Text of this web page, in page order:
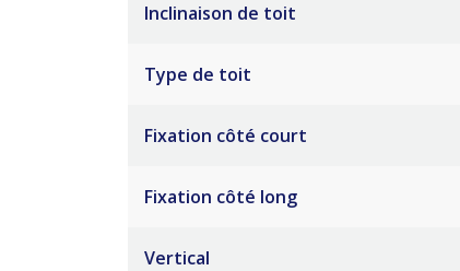
Inclinaison de toit
Type de toit
Fixation côté court
Fixation côté long
Vertical